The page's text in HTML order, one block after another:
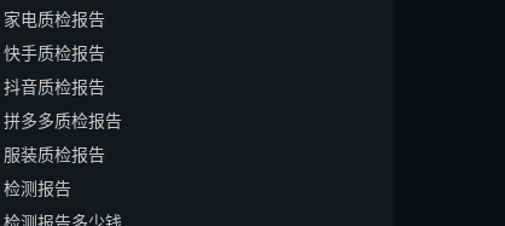
家电质检报告
快手质检报告
抖音质检报告
拼多多质检报告
服装质检报告
检测报告
检测报告多少钱